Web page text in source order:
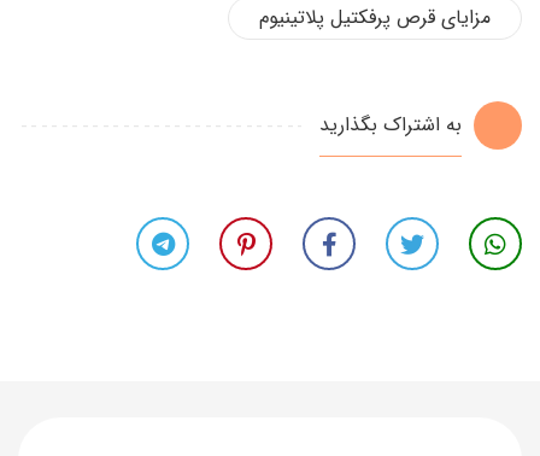
مزایای قرص پرفکتیل پلاتینیوم
به اشتراک بگذارید